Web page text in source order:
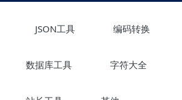
JSON工具 编码转换
数据库工具 字符大全